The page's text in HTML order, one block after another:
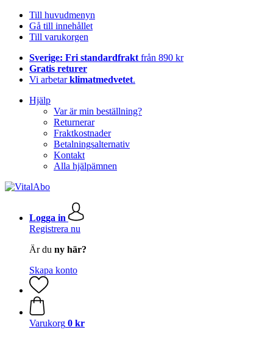
Till huvudmenyn
Gå till innehållet
Till varukorgen
Sverige: Fri standardfrakt från 890 kr
Gratis returer
Vi arbetarklimatmedvetet.
Hjälp
Var är min beställning?
Returnerar
Fraktkostnader
Betalningsalternativ
Kontakt
Alla hjälpämnen
Logga in
Registrera nu
Är du ny här?
Skapa konto
Varukorg 0 kr